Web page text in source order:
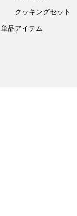
クッキングセット
単品アイテム